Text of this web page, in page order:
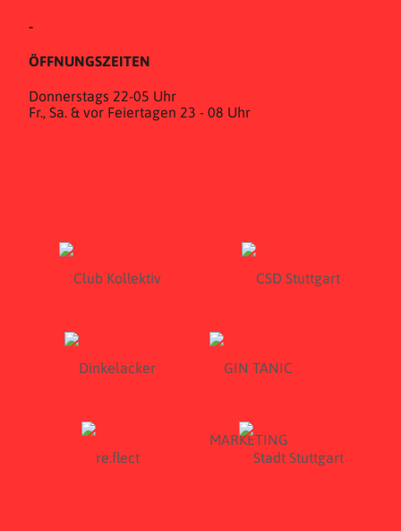
-
ÖFFNUNGSZEITEN
Donnerstags 22-05 Uhr
Fr., Sa. & vor Feiertagen 23 - 08 Uhr